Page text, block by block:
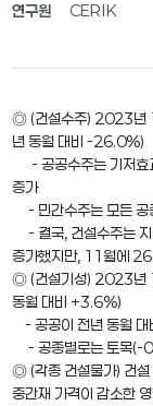
연구원 CERIK
◎ (건설수주) 2023년
년 동월 대비 -26.0%)
- 공공수주는 기저효
증가
- 민간수주는 모든 공
- 결국, 건설수주는
증가했지만, 11월에
◎ (건설기성) 2023년
동월 대비 +3.6%)
- 공공이 전년 동월
- 공종별로는 토목(-
◎ (각종 건설물가) 건설
중간재 가격이 감소한